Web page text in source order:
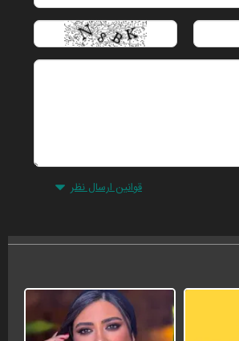
قوانین ارسال نظر